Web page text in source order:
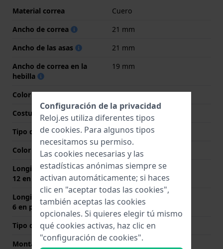
Material correa
Cuero
Ancho de correa
21 mm
Ancho de las asas
21 mm
Ancho de correa en la
hebilla
19 mm
Color de correa
Azul
Costura de color
Azul
Tipo de cierre
Hebilla
Color del cierre
Oro
Longitud de la correa a las
12 en punto (mm)
85 mm
Longitud de la correa a las
6 en punto (mm)
120 mm
Tipo de montaje
Pasadores de resorte
Montaje Recto
Si
Configuración de la privacidad
Reloj.es utiliza diferentes tipos
de cookies. Para algunos tipos
necesitamos su permiso.
Las cookies necesarias y las
estadísticas anónimas siempre se
activan automáticamente; si haces
clic en "aceptar todas las cookies",
también aceptas las cookies
opcionales. Si quieres elegir tú mismo
qué cookies activas, haz clic en
"configuración de cookies".